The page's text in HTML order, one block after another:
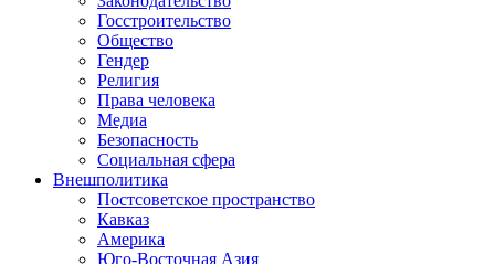
Госстроительство
Общество
Гендер
Религия
Права человека
Медиа
Безопасность
Социальная сфера
Внешполитика
Постсоветское пространство
Кавказ
Америка
Юго-Восточная Азия